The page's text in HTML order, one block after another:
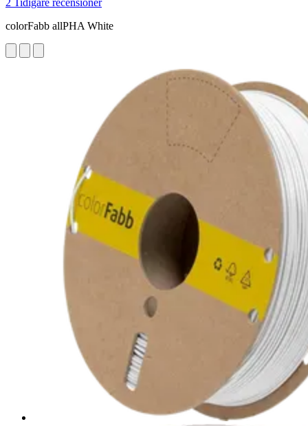
colorFabb allPHA White